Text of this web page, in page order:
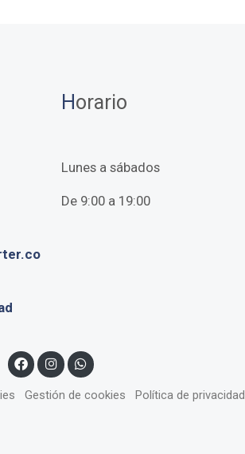
Horario
Lunes a sábados
De 9:00 a 19:00
Gestión de cookies Política de privacidad